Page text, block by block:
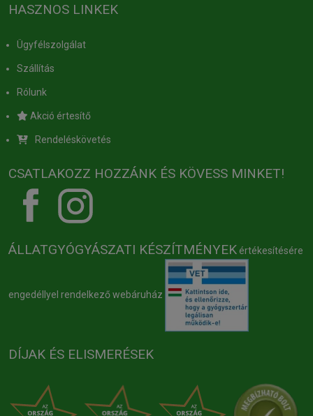
HASZNOS LINKEK
Ügyfélszolgálat
Szállítás
Rólunk
Akció értesítő
Rendeléskövetés
CSATLAKOZZ HOZZÁNK ÉS KÖVESS MINKET!
ÁLLATGYÓGYÁSZATI KÉSZÍTMÉNYEK értékesítésére
engedéllyel rendelkező webáruház
DÍJAK ÉS ELISMERÉSEK